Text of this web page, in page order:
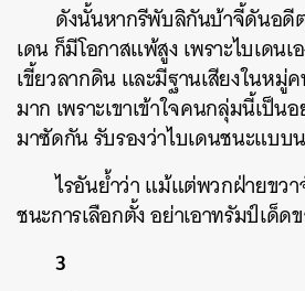
ดังนั้นหากรีพับลิกันบ้าจี้ดันอดี
เดน ก็มีโอกาสแพ้สูง เพราะไบเดนเ
เขี้ยวลากดิน และมีฐานเสียงในหมู่
มาก เพราะเขาเข้าใจคนกลุ่มนี้เป็น
มาซัดกัน รับรองว่าไบเดนชนะแบ
ไรอันย้ำว่า แม้แต่พวกฝ่ายขว
ชนะการเลือกตั้ง อย่าเอาทรัมป์เด็ด
3